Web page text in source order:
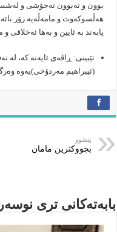
بوون و نه‌بوون نه‌خۆشى و
هه‌ڵسوكه‌وت و مامه‌ڵه‌یه‌ زۆر
پابه‌ند به‌ ئایین و به‌ها ئه‌خلاقى
تێبینى: ڕاڤه‌ى ئایه‌ته‌ كه‌،
(ئیبراهیم مه‌ردۆخى)یه‌وه‌
پێشوو
بچووكترین مامان
بابەتەکانى ترى نوسەر